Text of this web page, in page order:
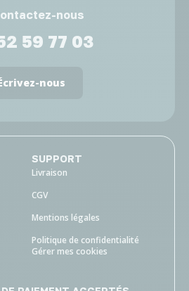
nous
59 77 03
nous
SUPPORT
Livraison
CGV
Mentions légales
Politique de confidentialité
Gérer mes cookies